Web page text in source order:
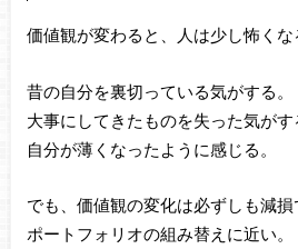
価値観が変わると、人は少し怖くな
昔の自分を裏切っている気がする。
大事にしてきたものを失った気がす
自分が薄くなったように感じる。
でも、価値観の変化は必ずしも減損
ポートフォリオの組み替えに近い。